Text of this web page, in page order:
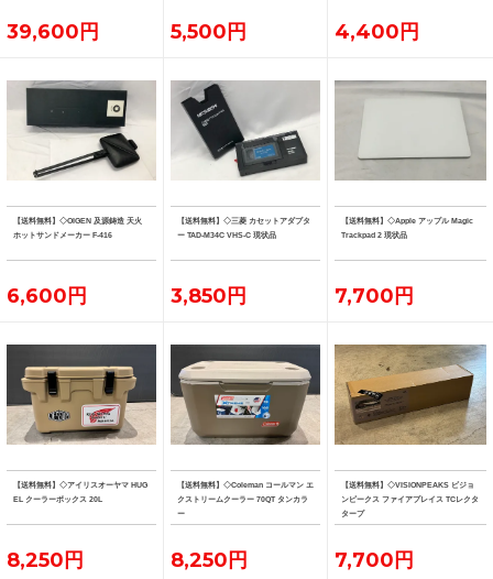
39,600円 5,500円 4,400円
【送料無料】◇OIGEN 及源鋳造 天火
ホットサンドメーカー F-416
6,600円
【送料無料】◇三菱 カセットアダプタ
ー TAD-M34C VHS-C 現状品
3,850円
【送料無料】◇Apple アップル Magic
Trackpad 2 現状品
7,700円
【送料無料】◇アイリスオーヤマ HUG
EL クーラーボックス 20L
8,250円
【送料無料】◇Coleman コールマン エ
クストリームクーラー 70QT タンカラ
ー
8,250円
【送料無料】◇VISIONPEAKS ビジョ
ンピークス ファイアプレイス TCレクタ
タープ
7,700円